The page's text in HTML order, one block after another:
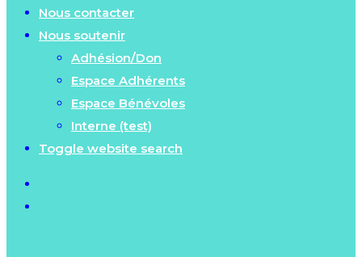
Nous contacter
Nous soutenir
Adhésion/Don
Espace Adhérents
Espace Bénévoles
Interne (test)
Toggle website search